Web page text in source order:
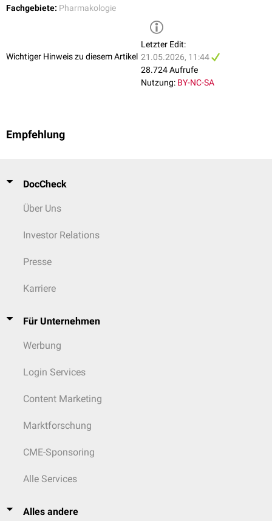
Fachgebiete: Pharmakologie
Wichtiger Hinweis zu diesem Artikel
Letzter Edit:
21.05.2026, 11:44
28.724 Aufrufe
Nutzung: BY-NC-SA
Empfehlung
DocCheck
Über Uns
Investor Relations
Presse
Karriere
Für Unternehmen
Werbung
Login Services
Content Marketing
Marktforschung
CME-Sponsoring
Alle Services
Alles andere